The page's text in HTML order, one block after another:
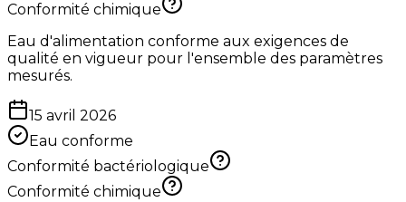
Conformité chimique
Eau d'alimentation conforme aux exigences de
qualité en vigueur pour l'ensemble des paramètres
mesurés.
15 avril 2026
Eau conforme
Conformité bactériologique
Conformité chimique